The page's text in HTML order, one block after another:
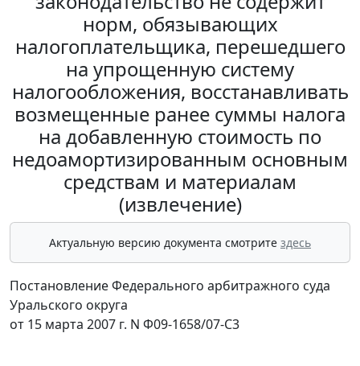
норм, обязывающих
налогоплательщика, перешедшего
на упрощенную систему
налогообложения, восстанавливать
возмещенные ранее суммы налога
на добавленную стоимость по
недоамортизированным основным
средствам и материалам
(извлечение)
Актуальную версию документа смотрите здесь
Постановление Федерального арбитражного суда
Уральского округа
от 15 марта 2007 г. N Ф09-1658/07-С3